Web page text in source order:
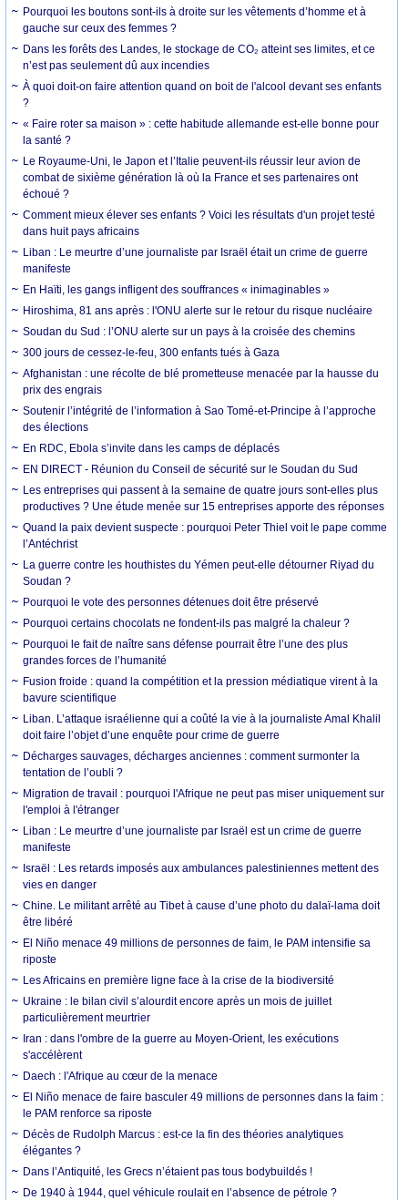
Pourquoi les boutons sont-ils à droite sur les vêtements d’homme et à
gauche sur ceux des femmes ?
Dans les forêts des Landes, le stockage de CO₂ atteint ses limites, et ce
n’est pas seulement dû aux incendies
À quoi doit-on faire attention quand on boit de l'alcool devant ses enfants
?
« Faire roter sa maison » : cette habitude allemande est-elle bonne pour
la santé ?
Le Royaume-Uni, le Japon et l’Italie peuvent-ils réussir leur avion de
combat de sixième génération là où la France et ses partenaires ont
échoué ?
Comment mieux élever ses enfants ? Voici les résultats d'un projet testé
dans huit pays africains
Liban : Le meurtre d’une journaliste par Israël était un crime de guerre
manifeste
En Haïti, les gangs infligent des souffrances « inimaginables »
Hiroshima, 81 ans après : l'ONU alerte sur le retour du risque nucléaire
Soudan du Sud : l’ONU alerte sur un pays à la croisée des chemins
300 jours de cessez-le-feu, 300 enfants tués à Gaza
Afghanistan : une récolte de blé prometteuse menacée par la hausse du
prix des engrais
Soutenir l’intégrité de l’information à Sao Tomé-et-Principe à l’approche
des élections
En RDC, Ebola s’invite dans les camps de déplacés
EN DIRECT - Réunion du Conseil de sécurité sur le Soudan du Sud
Les entreprises qui passent à la semaine de quatre jours sont-elles plus
productives ? Une étude menée sur 15 entreprises apporte des réponses
Quand la paix devient suspecte : pourquoi Peter Thiel voit le pape comme
l’Antéchrist
La guerre contre les houthistes du Yémen peut-elle détourner Riyad du
Soudan ?
Pourquoi le vote des personnes détenues doit être préservé
Pourquoi certains chocolats ne fondent-ils pas malgré la chaleur ?
Pourquoi le fait de naître sans défense pourrait être l’une des plus
grandes forces de l’humanité
Fusion froide : quand la compétition et la pression médiatique virent à la
bavure scientifique
Liban. L’attaque israélienne qui a coûté la vie à la journaliste Amal Khalil
doit faire l’objet d’une enquête pour crime de guerre
Décharges sauvages, décharges anciennes : comment surmonter la
tentation de l’oubli ?
Migration de travail : pourquoi l'Afrique ne peut pas miser uniquement sur
l'emploi à l'étranger
Liban : Le meurtre d’une journaliste par Israël est un crime de guerre
manifeste
Israël : Les retards imposés aux ambulances palestiniennes mettent des
vies en danger
Chine. Le militant arrêté au Tibet à cause d’une photo du dalaï-lama doit
être libéré
El Niño menace 49 millions de personnes de faim, le PAM intensifie sa
riposte
Les Africains en première ligne face à la crise de la biodiversité
Ukraine : le bilan civil s’alourdit encore après un mois de juillet
particulièrement meurtrier
Iran : dans l'ombre de la guerre au Moyen-Orient, les exécutions
s'accélèrent
Daech : l'Afrique au cœur de la menace
El Niño menace de faire basculer 49 millions de personnes dans la faim :
le PAM renforce sa riposte
Décès de Rudolph Marcus : est-ce la fin des théories analytiques
élégantes ?
Dans l’Antiquité, les Grecs n’étaient pas tous bodybuildés !
De 1940 à 1944, quel véhicule roulait en l’absence de pétrole ?